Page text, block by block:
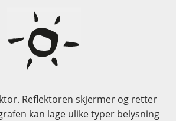
Reflektoren skjermer og retter
kan lage ulike typer belysning